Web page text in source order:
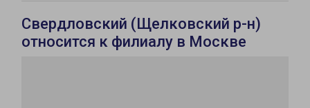
Свердловский (Щелковский р-н)
относится к филиалу в Москве